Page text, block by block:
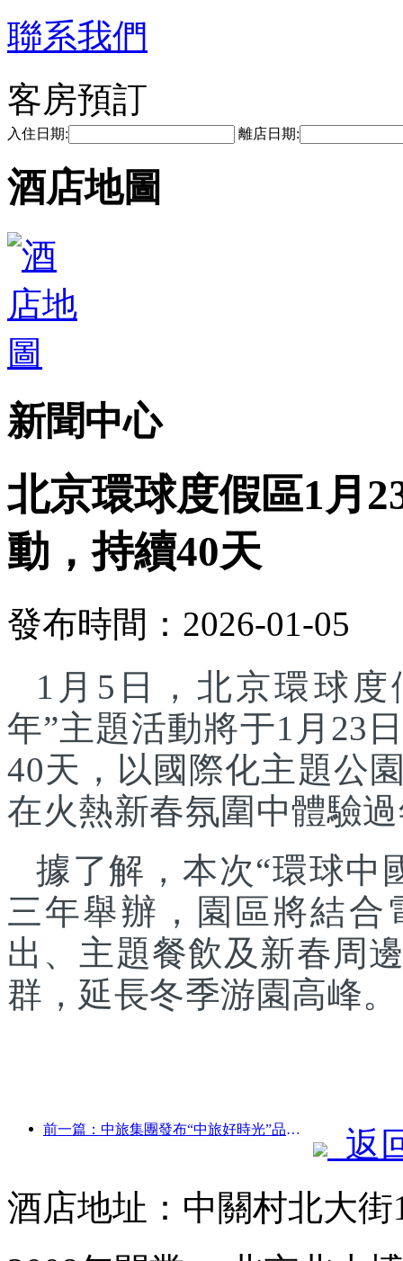
聯系我們
客房預訂
入住日期: 離店日期:
酒店地圖
新聞中心
北京環球度假區1月
動，持續40天
發布時間：2026-01-05
1月5日，北京環球度
年”主題活動將于1月23
40天，以國際化主題公
在火熱新春氛圍中體驗
據了解，本次“環球中
三年舉辦，園區將結合
出、主題餐飲及新春周
群，延長冬季游園高峰。
前一篇：中旅集團發布“中旅好時光”品牌，布局銀發旅游市場
返
酒店地址：中關村北大